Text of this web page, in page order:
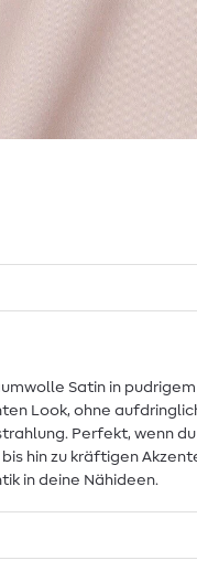
Satin in
Look, ohne
Perfekt, wenn
hin zu kräftigen
in deine Nähideen.